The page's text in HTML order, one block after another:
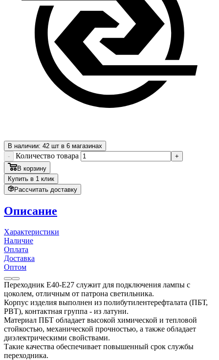
В наличии: 42 шт в 6 магазинах
-
Количество товара
+
В корзину
Купить в 1 клик
Рассчитать доставку
Описание
Характеристики
Наличие
Оплата
Доставка
Оптом
Переходник E40-E27 служит для подключения лампы с
цоколем, отличным от патрона светильника.
Корпус изделия выполнен из полибутилентерефталата (ПБТ,
PBT), контактная группа - из латуни.
Материал ПБТ обладает высокой химической и тепловой
стойкостью, механической прочностью, а также обладает
диэлектрическими свойствами.
Такие качества обеспечивает повышенный срок службы
переходника.